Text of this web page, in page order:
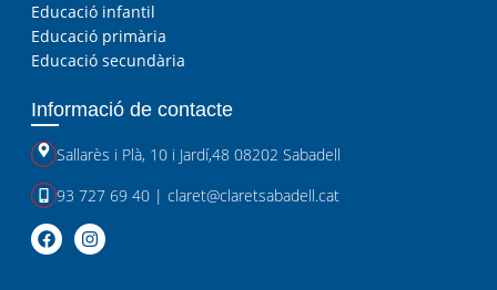
Educació infantil
Educació primària
Educació secundària
Informació de contacte
Sallarès i Plà, 10i Jardí,48 08202 Sabadell
93 727 69 40| claret@claretsabadell.cat